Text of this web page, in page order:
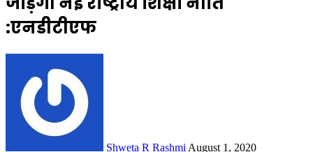
:एनडीटीएफ
Shweta R Rashmi August 1, 2020